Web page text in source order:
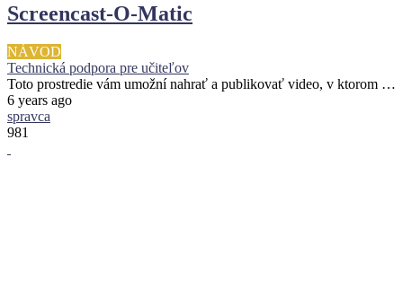
Screencast-O-Matic
NÁVOD
Technická podpora pre učiteľov
Toto prostredie vám umožní nahrať a publikovať video, v ktorom …
6 years ago
spravca
981